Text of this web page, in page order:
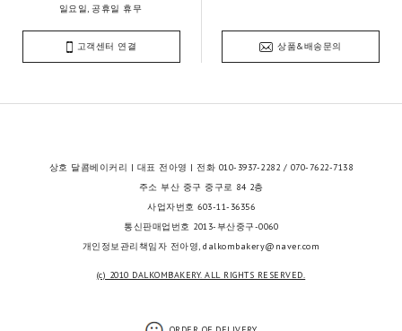
일요일, 공휴일 휴무
고객센터 연결 상품&배송문의
상호 달콤베이커리 | 대표 전아영 | 전화 010-3937-2282 / 070-7622-7138
주소 부산 중구 중구로 84 2층
사업자번호 603-11-36356
통신판매업번호 2013-부산중구-0060
개인정보관리책임자 전아영, dalkombakery@naver.com
(c) 2010 DALKOMBAKERY. ALL RIGHTS RESERVED.